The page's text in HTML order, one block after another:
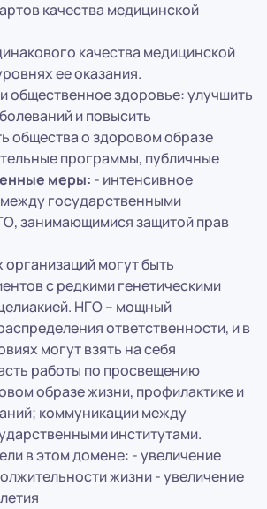
качества медицинской
качества медицинской
ее оказания.
общественное здоровье: улучшить
и повысить
общества о здоровом образе
программы, публичные
меры: - интенсивное
государственными
занимающимися защитой прав
могут быть
с редкими генетическими
НГО – мощный
ответственности, и в
могут взять на себя
работы по просвещению
образе жизни, профилактике и
коммуникации между
институтами.
в этом домене: - увеличение
жизни - увеличение